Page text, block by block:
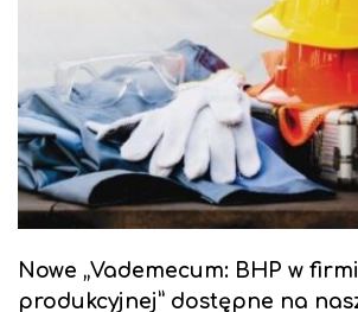
Nowe „Vademecum: BHP w
produkcyjnej” dostępne na